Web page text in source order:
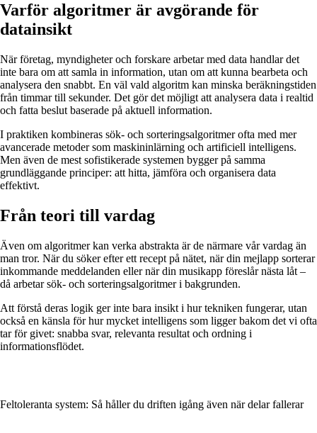
Varför algoritmer är avgörande för
datainsikt
När företag, myndigheter och forskare arbetar med data handlar det
inte bara om att samla in information, utan om att kunna bearbeta och
analysera den snabbt. En väl vald algoritm kan minska beräkningstiden
från timmar till sekunder. Det gör det möjligt att analysera data i realtid
och fatta beslut baserade på aktuell information.
I praktiken kombineras sök- och sorteringsalgoritmer ofta med mer
avancerade metoder som maskininlärning och artificiell intelligens.
Men även de mest sofistikerade systemen bygger på samma
grundläggande principer: att hitta, jämföra och organisera data
effektivt.
Från teori till vardag
Även om algoritmer kan verka abstrakta är de närmare vår vardag än
man tror. När du söker efter ett recept på nätet, när din mejlapp sorterar
inkommande meddelanden eller när din musikapp föreslår nästa låt –
då arbetar sök- och sorteringsalgoritmer i bakgrunden.
Att förstå deras logik ger inte bara insikt i hur tekniken fungerar, utan
också en känsla för hur mycket intelligens som ligger bakom det vi ofta
tar för givet: snabba svar, relevanta resultat och ordning i
informationsflödet.
Feltoleranta system: Så håller du driften igång även när delar fallerar